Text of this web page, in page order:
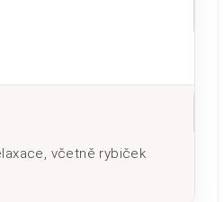
včetně rybiček